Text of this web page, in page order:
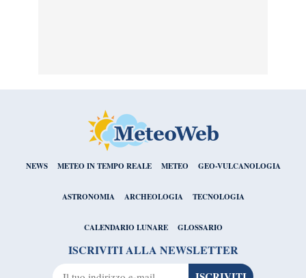
NEWS METEO IN TEMPO REALE METEO GEO-VULCANOLOGIA
ASTRONOMIA ARCHEOLOGIA TECNOLOGIA
CALENDARIO LUNARE GLOSSARIO
ISCRIVITI ALLA NEWSLETTER